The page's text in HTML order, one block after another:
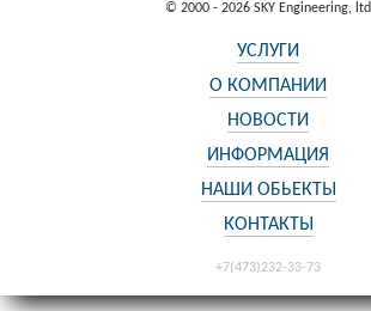
© 2000 - 2026 SKY Engineering, ltd
УСЛУГИ
О КОМПАНИИ
НОВОСТИ
ИНФОРМАЦИЯ
НАШИ ОБЬЕКТЫ
КОНТАКТЫ
+7(473)232-33-73